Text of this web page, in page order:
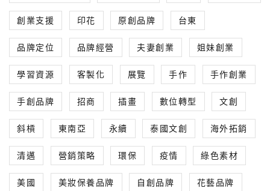
創業支援 印花 原創品牌 台東
品牌定位 品牌經營 夫妻創業 姐妹創業
學習資源 客製化 展覽 手作 手作創業
手創品牌 招商 插畫 數位轉型 文創
斜槓 東南亞 永續 泰國文創 海外拓銷
清邁 營銷策略 環保 疫情 綠色素材
美國 美妝保養品牌 自創品牌 花藝品牌